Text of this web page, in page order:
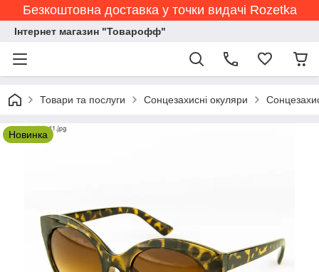
Безкоштовна доставка у точки видачі Rozetka
Інтернет магазин "Товарофф"
Товари та послуги Сонцезахисні окуляри
Новинка